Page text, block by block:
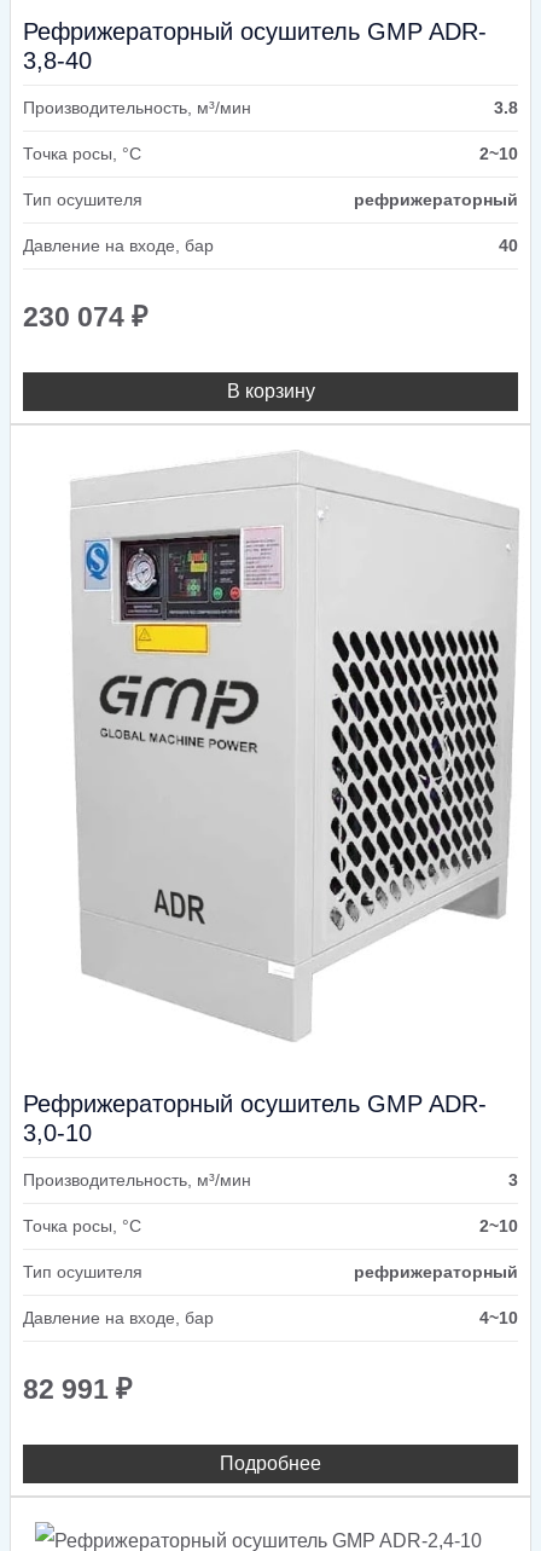
Рефрижераторный осушитель GMP ADR-
3,8-40
Производительность, м³/мин 3.8
Точка росы, °C 2~10
Тип осушителя рефрижераторный
Давление на входе, бар 40
230 074 ₽
В корзину
Рефрижераторный осушитель GMP ADR-
3,0-10
Производительность, м³/мин 3
Точка росы, °C 2~10
Тип осушителя рефрижераторный
Давление на входе, бар 4~10
82 991 ₽
Подробнее